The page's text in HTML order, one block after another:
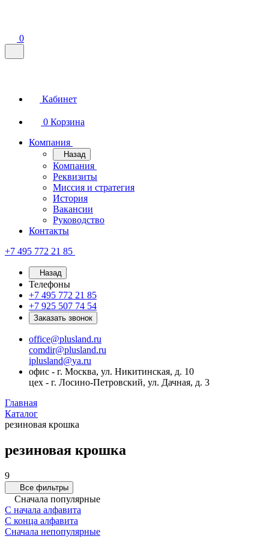
0
Кабинет
0 Корзина
Компания
Назад
Компания
Реквизиты
Миссия и стратегия
История
Вакансии
Руководство
Контакты
+7 495 772 21 85
Назад
Телефоны
+7 495 772 21 85
+7 925 507 74 54
Заказать звонок
office@plusland.ru
comdir@plusland.ru
iplusland@ya.ru
офис - г. Москва, ул. Никитинская, д. 10
цех - г. Лосино-Петровский, ул. Дачная, д. 3
Главная
Каталог
резиновая крошка
резиновая крошка
9
Все фильтры
Сначала популярные
С начала алфавита
С конца алфавита
Сначала непопулярные